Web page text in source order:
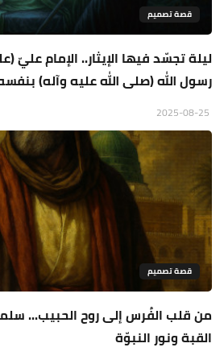
قصة تصميم
ليلة تجسّد فيها الإيثار.. الإمام عليّ
رسول الله (صلى الله عليه وآله)
قصة تصميم
من قلب الفُرس إلى روح الحبيب...
القبة ونور النبوّة